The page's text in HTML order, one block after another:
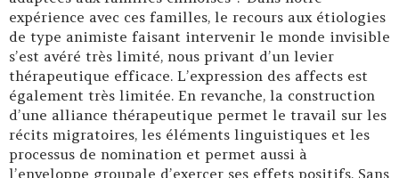
expérience avec ces familles, le recours aux étiologies
de type animiste faisant intervenir le monde invisible
s’est avéré très limité, nous privant d’un levier
thérapeutique efficace. L’expression des affects est
également très limitée. En revanche, la construction
d’une alliance thérapeutique permet le travail sur les
récits migratoires, les éléments linguistiques et les
processus de nomination et permet aussi à
l’enveloppe groupale d’exercer ses effets positifs. Sans